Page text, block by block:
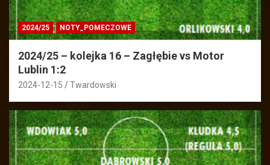
2024/25 NOTY_POMECZOWE
2024/25 – kolejka 16 – Zagłębie vs Motor
Lublin 1:2
2024-12-15 Twardowski